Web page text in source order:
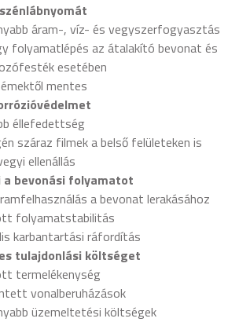
áram-, víz- és vegyszerfogyasztás
folyamatlépés az átalakító bevonat és
esetében
mentes
éllefedettség
száraz filmek a belső felületeken is
ellenállás
a bevonási folyamatot
a bevonat lerakásához
folyamatstabilitás
karbantartási ráfordítás
tulajdonlási költséget
termelékenység
vonalberuházások
üzemeltetési költségek